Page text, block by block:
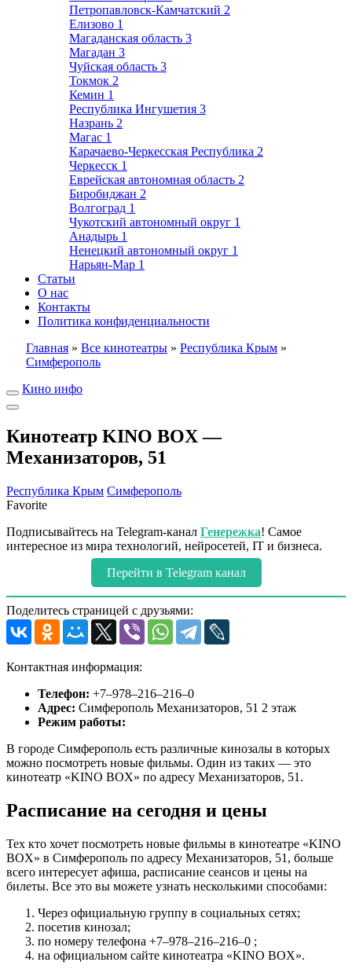
Петропавловск-Камчатский 2
Елизово 1
Магаданская область 3
Магадан 3
Чуйская область 3
Токмок 2
Кемин 1
Республика Ингушетия 3
Назрань 2
Магас 1
Карачаево-Черкесская Республика 2
Черкесск 1
Еврейская автономная область 2
Биробиджан 2
Волгоград 1
Чукотский автономный округ 1
Анадырь 1
Ненецкий автономный округ 1
Нарьян-Мар 1
Статьи
О нас
Контакты
Политика конфиденциальности
Главная » Все кинотеатры » Республика Крым »
Симферополь
Кино инфо
Кинотеатр KINO BOX —
Механизаторов, 51
Республика Крым Симферополь
Favorite
Подписывайтесь на Telegram-канал Генережка! Самое
интересное из мира технологий, нейросетей, IT и бизнеса.
Перейти в Telegram канал
Поделитесь страницей с друзьями:
Контактная информация:
Телефон: +7‒978‒216‒216‒0
Адрес: Симферополь Механизаторов, 51 2 этаж
Режим работы:
В городе Симферополь есть различные кинозалы в которых
можно посмотреть новые фильмы. Один из таких — это
кинотеатр «KINO BOX» по адресу Механизаторов, 51.
Расписание на сегодня и цены
Тех кто хочет посмотреть новые фильмы в кинотеатре «KINO
BOX» в Симферополь по адресу Механизаторов, 51, больше
всего интересует афиша, расписание сеансов и цены на
билеты. Все это вы можете узнать несколькими способами:
Через официальную группу в социальных сетях;
посетив кинозал;
по номеру телефона +7‒978‒216‒216‒0 ;
на официальном сайте кинотеатра «KINO BOX».